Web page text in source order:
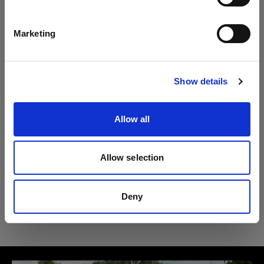
Marketing
Show details
Allow all
Allow selection
Deny
サイトにアクセス
Profoto B1
Pro-B ヘッド プラス
Acute/D4 リング
リフレクター サンシルバー/ホワイト L
ストロボ光や日光を反射させるライト
シェーピングツール
ら、優れたライトシェーピング効果を持ちます。
使いやすく、携帯性に優れ、太陽光とフラッシュ
ユーザーガイド
最新のユーザーガイドをダウンロードする
ユーザーガイドへ
リフレクター サンシルバー/ホワイト L